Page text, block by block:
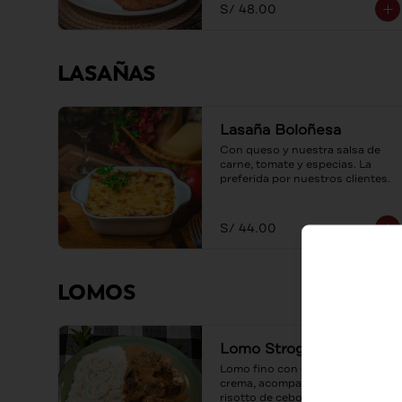
S/ 48.00
LASAÑAS
Lasaña Boloñesa
Con queso y nuestra salsa de
carne, tomate y especias. La
preferida por nuestros clientes.
S/ 44.00
LOMOS
Lomo Strogonoff
Lomo fino con champiñones y
crema, acompañado de un
risotto de cebolla caramelizada.